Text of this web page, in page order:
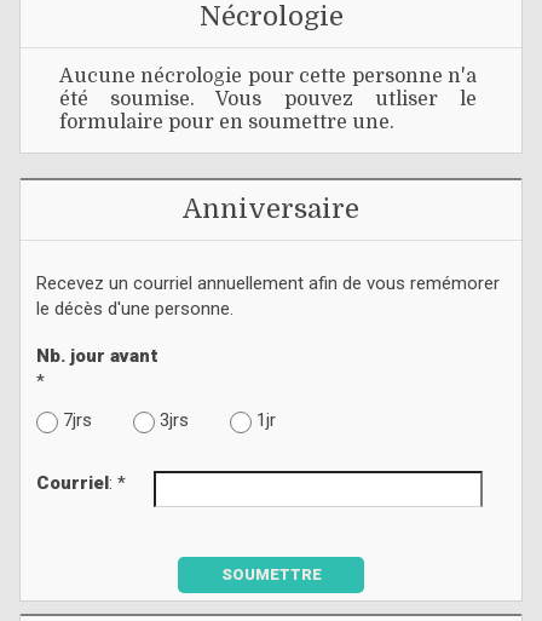
Nécrologie
Aucune nécrologie pour cette personne n'a
été soumise. Vous pouvez utliser le
formulaire pour en soumettre une.
Anniversaire
Recevez un courriel annuellement afin de vous remémorer
le décès d'une personne.
Nb. jour avant
*
7jrs
3jrs 1jr
Courriel : *
SOUMETTRE